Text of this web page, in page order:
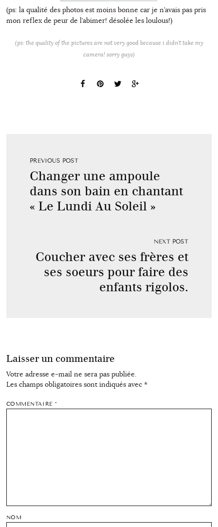
(ps: la qualité des photos est moins bonne car je n’avais pas pris
mon reflex de peur de l’abimer! désolée les loulous!)
(ps: the quality of the pictures are not very good because i didn’t take my
camera! sorry guys)
PREVIOUS POST
Changer une ampoule
dans son bain en chantant
« Le Lundi Au Soleil »
NEXT POST
Coucher avec ses frères et
ses soeurs pour faire des
enfants rigolos.
Laisser un commentaire
Votre adresse e-mail ne sera pas publiée.
Les champs obligatoires sont indiqués avec *
COMMENTAIRE*
NOM